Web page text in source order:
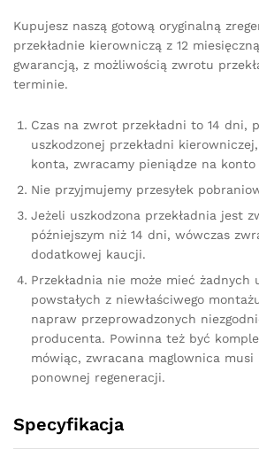
Kupujesz naszą gotową oryginalną
przekładnie kierowniczą z 12
gwarancją, z możliwością zwrotu
terminie.
Czas na zwrot przekładni to 14 dni,
uszkodzonej przekładni
konta, zwracamy pieniądze na konto
Nie przyjmujemy przesyłek
Jeżeli uszkodzona przekładnia jest
późniejszym niż 14 dni, wówczas
dodatkowej kaucji.
Przekładnia nie może mieć żadnych
powstałych z niewłaściwego
napraw przeprowadzonych
producenta. Powinna też być
mówiąc, zwracana maglownica musi
ponownej regeneracji.
Specyfikacja